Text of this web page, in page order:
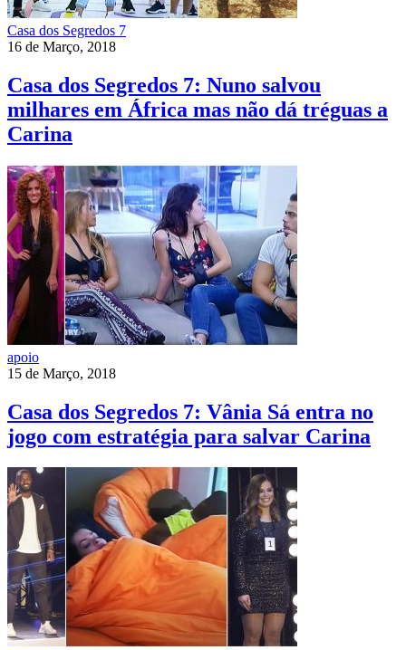
Casa dos Segredos 7
16 de Março, 2018
Casa dos Segredos 7: Nuno salvou
milhares em África mas não dá tréguas a
Carina
apoio
15 de Março, 2018
Casa dos Segredos 7: Vânia Sá entra no
jogo com estratégia para salvar Carina